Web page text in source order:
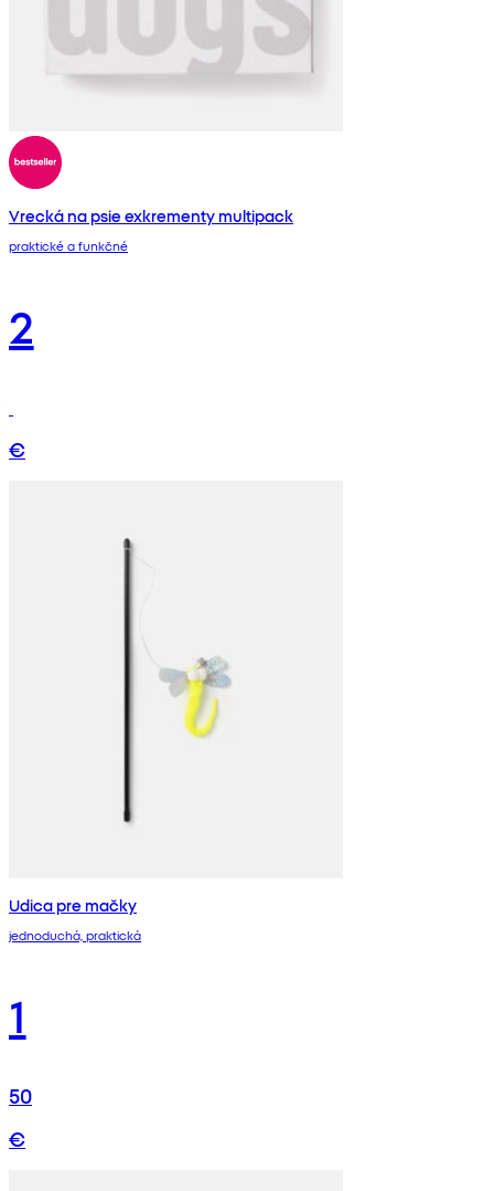
Vrecká na psie exkrementy multipack
praktické a funkčné
2
€
Udica pre mačky
jednoduchá, praktická
1
50
€